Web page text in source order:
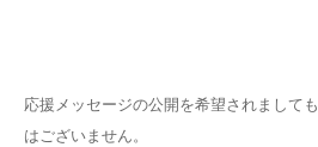
応援メッセージの公開を希望されまして
はございません。
写真集